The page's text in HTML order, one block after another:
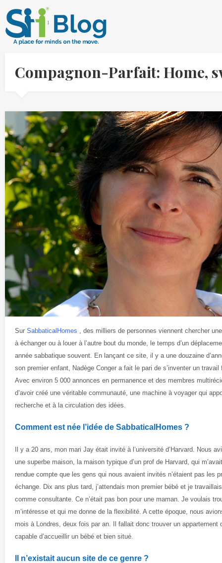
Compagnon-Parfait: Home,
Sur SabbaticalHomes , des milliers de personnes viennent chercher
à échanger ou à louer à l’autre bout du monde, le temps d’un
année sabbatique souvent. En lançant ce site, il y a une douzaine
son premier enfant, Nadège Conger a fait le pari de s’inventer un
Avec environ 5 000 annonces en permanence et des membres
d’avoir créé une véritable communauté, une machine à voyager qui
recherche et à la circulation des idées.
Comment est née l’idée de SabbaticalHomes ?
Il y a 20 ans, mon mari Jay était invité à l’université d’Harvard. Nous
une superbe maison, la maison typique d’un prof de Harvard, qui
rendue compte que les gens qui nous avaient invités n’étaient pas les
échange. Dix ans plus tard, j’attendais mon premier bébé et je
comme consultante. Ce n’était pas bon pour une maman. Je voulais
m’intéresse et qui me donne de la flexibilité. A cette époque, nous
mois à Londres, deux fois par an. Il fallait donc trouver un appartement
capable d’accueillir un bébé et bien situé.
Il n’existait aucun site de ce genre ?